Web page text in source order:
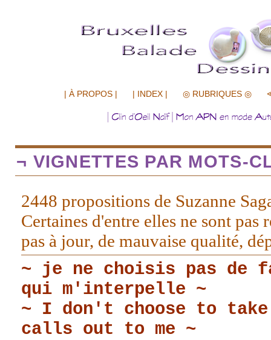
| À PROPOS | | INDEX | ◎ RUBRIQUES ◎
¬ VIGNETTES PAR MOTS-
2448 propositions de Suzanne
Certaines d'entre elles ne sont pas
pas à jour, de mauvaise qualité,
~ je ne choisis pas de
qui m'interpelle ~
~ I don't choose to
calls out to me ~